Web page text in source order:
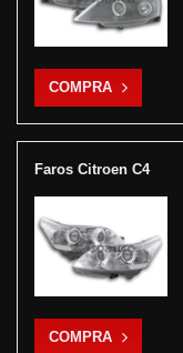
COMPRA
Faros Citroen C4
COMPRA